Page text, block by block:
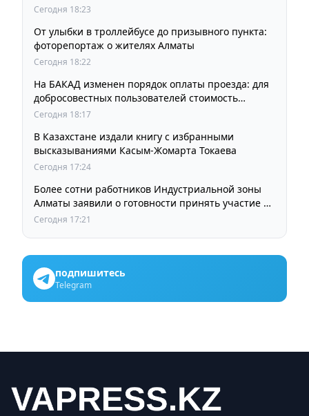
Сегодня 18:23
От улыбки в троллейбусе до призывного пункта:
фоторепортаж о жителях Алматы
Сегодня 18:22
На БАКАД изменен порядок оплаты проезда: для
добросовестных пользователей стоимость
остается прежней
Сегодня 18:17
В Казахстане издали книгу с избранными
высказываниями Касым-Жомарта Токаева
Сегодня 17:24
Более сотни работников Индустриальной зоны
Алматы заявили о готовности принять участие в
выборах членов Курылтая
Сегодня 17:21
подпишитесь
Telegram